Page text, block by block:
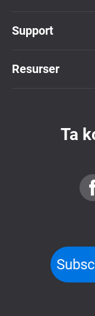
Support
Resurser
Ta